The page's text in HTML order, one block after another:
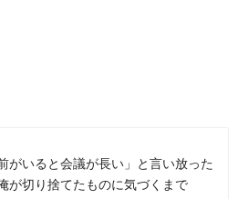
がいると会議が長い」と言い放った
が切り捨てたものに気づくまで